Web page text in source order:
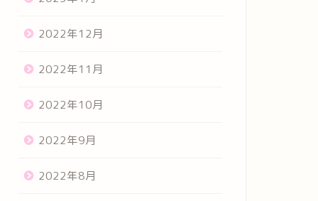
2022年12月
2022年11月
2022年10月
2022年9月
2022年8月